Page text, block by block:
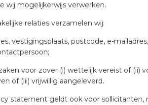
wij mogelijkerwijs verwerken.
relaties verzamelen wij:
vestigingsplaats, postcode, e-
voor zover (i) wettelijk vereist of (ii)
of (iii) vrijwillig aangeleverd.
statement geldt ook voor